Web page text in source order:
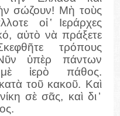
σώζουν! Μὴ τοὺς
οἱ ̔Ιεράρχες
αὐτὸ νὰ πράξετε
τρόπους
ὑπὲρ πάντων
ἱερὸ πάθος.
τοῦ κακοῦ. Καὶ
σὲ σᾶς, καὶ δι